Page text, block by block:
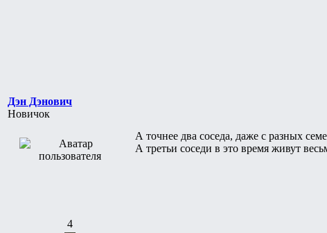
Дэн Дэнович
Новичок
4
А точнее два соседа, даже с разных
А третьи соседи в это время живут